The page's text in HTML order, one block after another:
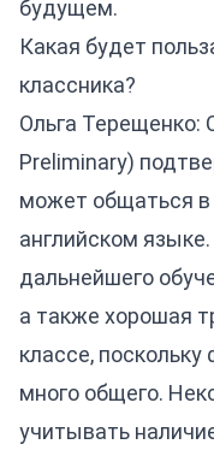
будущем.
Какая будет
классника?
Ольга Терещенко:
Preliminary)
может общаться в
английском
дальнейшего
а также хорошая
классе,
много общего.
учитывать